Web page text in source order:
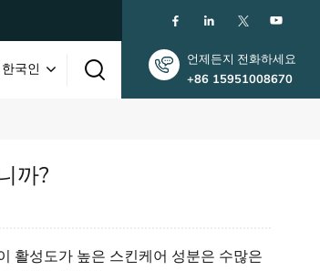
한국인
언제든지 전화하세요
+86 15951008670
까?
활성도가 높은 스킨케어 성분은 수많은